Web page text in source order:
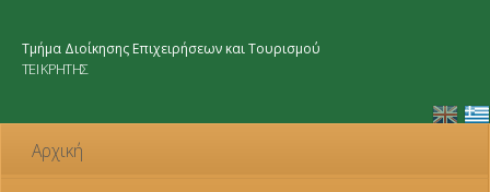
κυρίως
Τμήμα Διοίκησης Επιχειρήσεων και Τουρισμού
ΤΕΙ ΚΡΗΤΗΣ
Αρχική